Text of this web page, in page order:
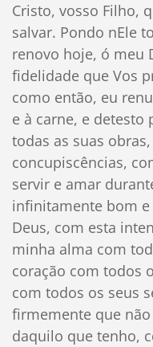
Cristo, vosso Filho,
salvar. Pondo nEle
renovo hoje, ó meu
fidelidade que Vos
como então, eu
e à carne, e detesto
todas as suas
concupiscências,
servir e amar
infinitamente bom
Deus, com esta
minha alma com
coração com todos
com todos os seus
firmemente que
daquilo que tenho,